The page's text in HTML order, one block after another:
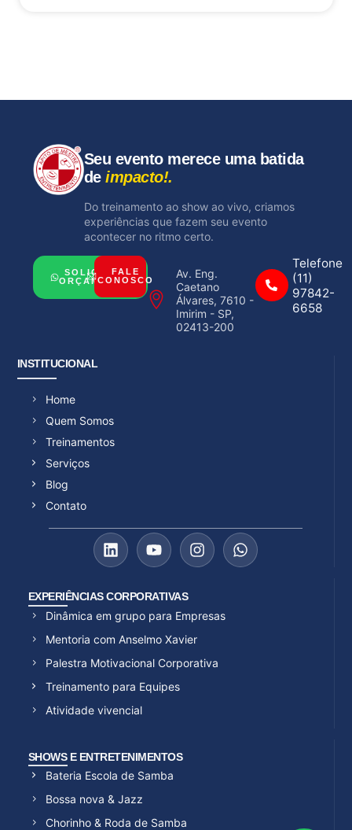
Seu evento merece uma batida
deimpacto!.
Do treinamento ao show ao vivo, criamos
experiências que fazem seu evento
acontecer no ritmo certo.
SOLICITAR
ORÇAMENTO
FALE
CONOSCO
Av. Eng.
Caetano
Álvares, 7610 -
Imirim - SP,
02413-200
Telefone
(11)
97842-
6658
INSTITUCIONAL
Home
Quem Somos
Treinamentos
Serviços
Blog
Contato
EXPERIÊNCIAS CORPORATIVAS
Dinâmica em grupo para Empresas
Mentoria com Anselmo Xavier
Palestra Motivacional Corporativa
Treinamento para Equipes
Atividade vivencial
SHOWS E ENTRETENIMENTOS
Bateria Escola de Samba
Bossa nova & Jazz
Chorinho & Roda de Samba